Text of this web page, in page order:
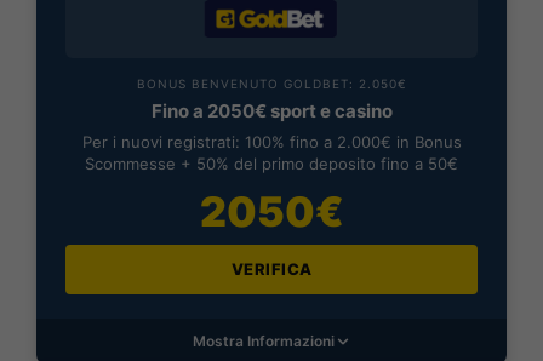
BONUS BENVENUTO GOLDBET: 2.050€
Fino a 2050€ sport e casino
Per i nuovi registrati: 100% fino a 2.000€ in Bonus
Scommesse + 50% del primo deposito fino a 50€
2050€
VERIFICA
Mostra Informazioni